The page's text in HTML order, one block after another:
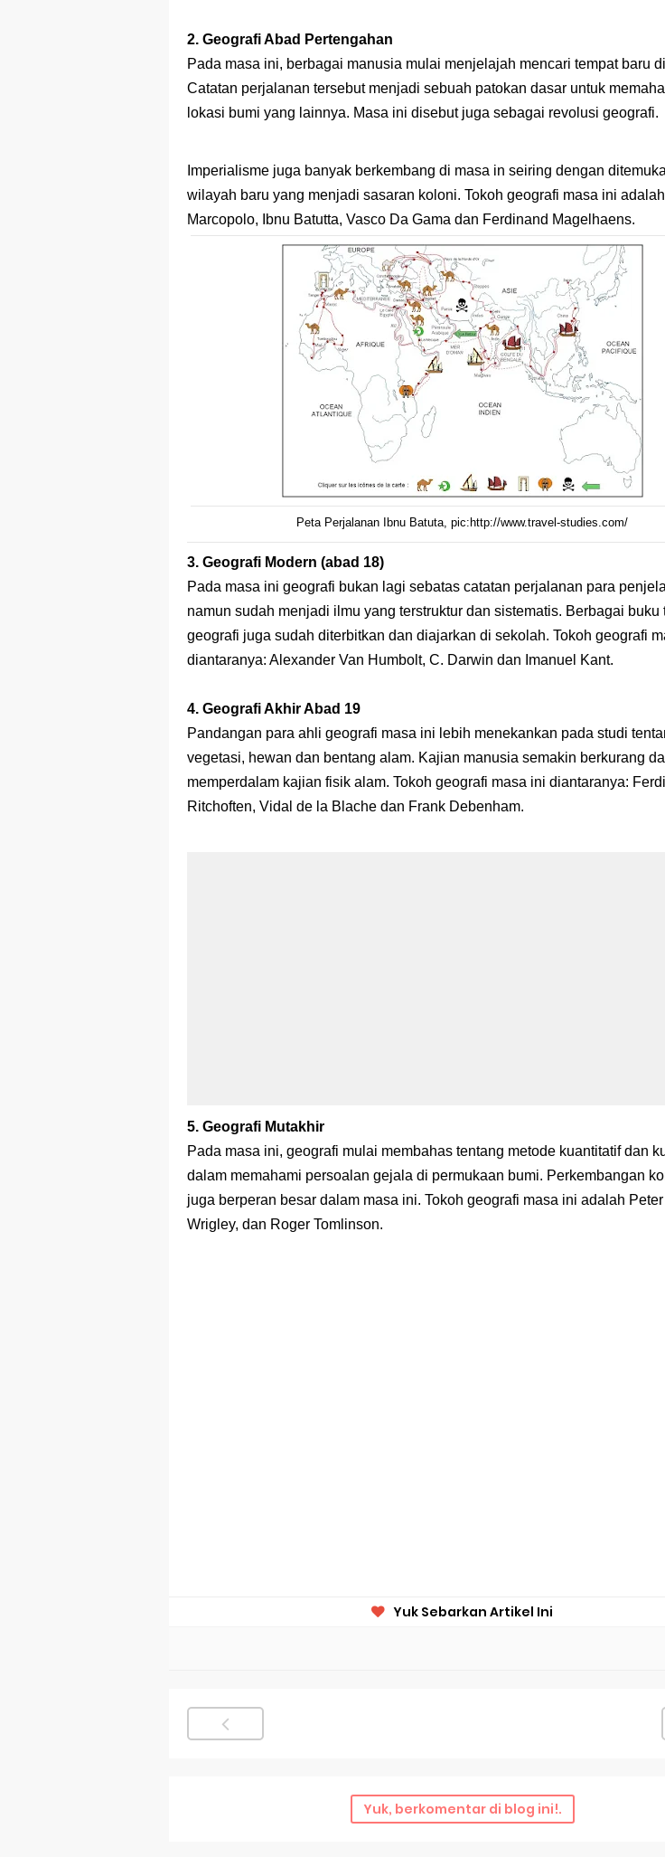
2. Geografi Abad Pertengahan
Pada masa ini, berbagai manusia mulai menjelajah mencari tempat baru
Catatan perjalanan tersebut menjadi sebuah patokan dasar untuk
lokasi bumi yang lainnya. Masa ini disebut juga sebagai revolusi geografi.
Imperialisme juga banyak berkembang di masa in seiring dengan
wilayah baru yang menjadi sasaran koloni. Tokoh geografi masa ini adalah
Marcopolo, Ibnu Batutta, Vasco Da Gama dan Ferdinand Magelhaens.
Peta Perjalanan Ibnu Batuta, pic:http://www.travel-studies.com/
3. Geografi Modern (abad 18)
Pada masa ini geografi bukan lagi sebatas catatan perjalanan para
namun sudah menjadi ilmu yang terstruktur dan sistematis. Berbagai buku
geografi juga sudah diterbitkan dan diajarkan di sekolah. Tokoh geografi
diantaranya: Alexander Van Humbolt, C. Darwin dan Imanuel Kant.
4. Geografi Akhir Abad 19
Pandangan para ahli geografi masa ini lebih menekankan pada studi
vegetasi, hewan dan bentang alam. Kajian manusia semakin berkurang
memperdalam kajian fisik alam. Tokoh geografi masa ini diantaranya:
Ritchoften, Vidal de la Blache dan Frank Debenham.
5. Geografi Mutakhir
Pada masa ini, geografi mulai membahas tentang metode kuantitatif dan
dalam memahami persoalan gejala di permukaan bumi. Perkembangan
juga berperan besar dalam masa ini. Tokoh geografi masa ini adalah
Wrigley, dan Roger Tomlinson.
Yuk Sebarkan Artikel Ini
Yuk, berkomentar di blog ini!.